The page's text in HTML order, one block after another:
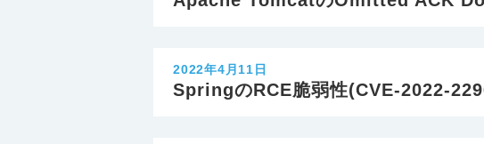
2022年4月11日
SpringのRCE脆弱性(CVE-2022-